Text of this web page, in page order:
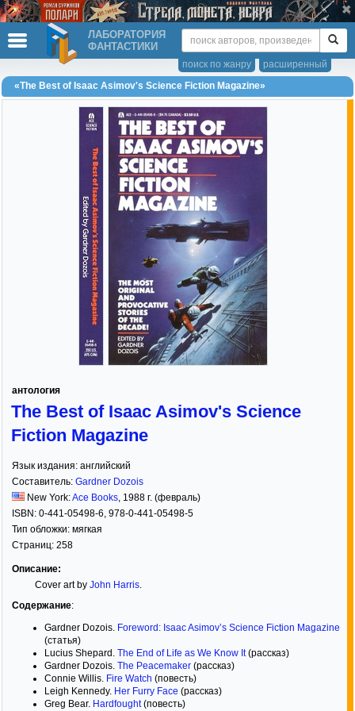
ЛАБОРАТОРИЯ
ФАНТАСТИКИ
расширенный
поиск по жанру
«The Best of Isaac Asimov's Science Fiction Magazine»
антология
The Best of Isaac Asimov's Science
Fiction Magazine
Язык издания: английский
Составитель: Gardner Dozois
New York:Ace Books, 1988 г. (февраль)
ISBN: 0-441-05498-6, 978-0-441-05498-5
Тип обложки: мягкая
Страниц: 258
Описание:
Cover art by John Harris.
Содержание:
Gardner Dozois. Foreword: Isaac Asimov’s Science Fiction Magazine
(статья)
Lucius Shepard. The End of Life as We Know It(рассказ)
Gardner Dozois. The Peacemaker (рассказ)
Connie Willis. Fire Watch (повесть)
Leigh Kennedy. Her Furry Face (рассказ)
Greg Bear. Hardfought(повесть)